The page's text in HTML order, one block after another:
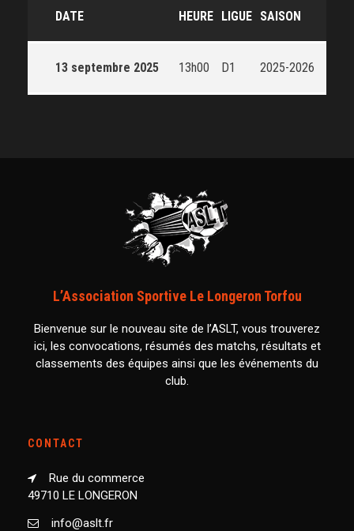
DATE HEURE LIGUE SAISON
13 septembre 2025 13h00 D1 2025-2026
L’Association Sportive Le Longeron Torfou
Bienvenue sur le nouveau site de l’ASLT, vous trouverez
ici, les convocations, résumés des matchs, résultats et
classements des équipes ainsi que les événements du
club.
CONTACT
Rue du commerce
49710 LE LONGERON
info@aslt.fr